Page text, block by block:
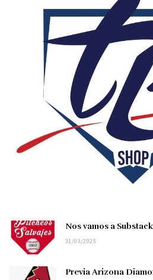
Nos vamos a Substack
31/03/2025
Previa Arizona